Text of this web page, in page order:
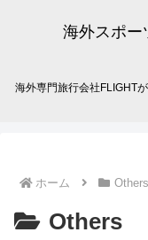
海外スポー
海外専門旅行会社FLIGHT
ホーム Others
Others